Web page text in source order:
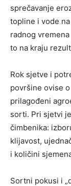
sprečavanje
topline i vode
radnog
to na kraju
Rok sjetve i
površine ovise
prilagođeni
sorti. Pri sjetvi
čimbenika:
klijavost,
i količini
Sortni pokusi i